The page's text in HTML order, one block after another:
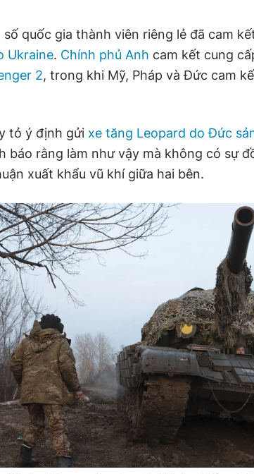
số quốc gia thành viên riêng lẻ đã cam
Ukraine. Chính phủ Anh cam kết cung
2, trong khi Mỹ, Pháp và Đức cam
tỏ ý định gửi xe tăng Leopard do Đức
báo rằng làm như vậy mà không có sự
xuất khẩu vũ khí giữa hai bên.